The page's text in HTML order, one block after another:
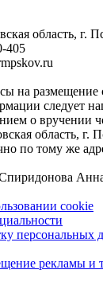
область, г.
405
на размещение
следует
о вручении
область, г.
по тому же
cookie
персональных
рекламы и